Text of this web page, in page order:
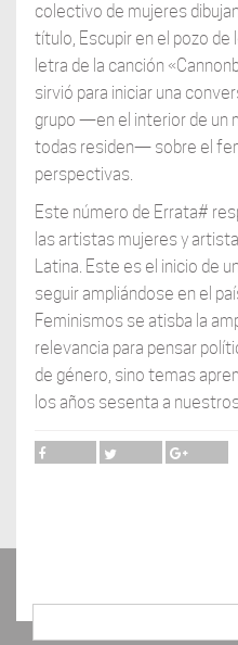
colectivo de mujeres
título, Escupir en el pozo de
letra de la canción
sirvió para iniciar una
grupo —en el interior de un
todas residen— sobre el
perspectivas.
Este número de Errata#
las artistas mujeres y
Latina. Este es el inicio de
seguir ampliándose en el
Feminismos se atisba la
relevancia para pensar
de género, sino temas
los años sesenta a